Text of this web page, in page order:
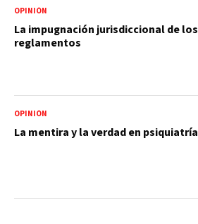
OPINIÓN
La impugnación jurisdiccional de los
reglamentos
OPINIÓN
La mentira y la verdad en psiquiatría